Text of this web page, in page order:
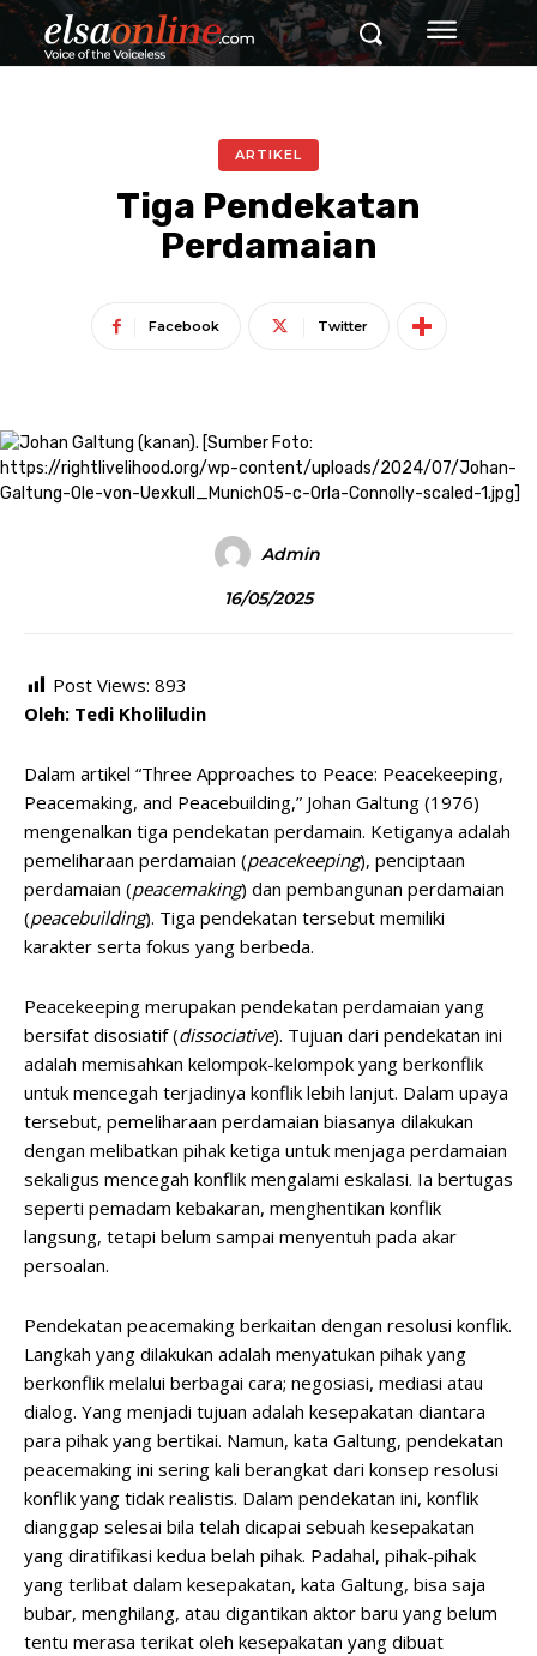
ARTIKEL
Tiga Pendekatan
Perdamaian
Facebook Twitter
Admin
16/05/2025
Post Views: 893
Oleh: Tedi Kholiludin
Dalam artikel “Three Approaches to Peace: Peacekeeping,
Peacemaking, and Peacebuilding,” Johan Galtung (1976)
mengenalkan tiga pendekatan perdamain. Ketiganya adalah
pemeliharaan perdamaian (peacekeeping), penciptaan
perdamaian (peacemaking) dan pembangunan perdamaian
(peacebuilding). Tiga pendekatan tersebut memiliki
karakter serta fokus yang berbeda.
Peacekeeping merupakan pendekatan perdamaian yang
bersifat disosiatif (dissociative). Tujuan dari pendekatan ini
adalah memisahkan kelompok-kelompok yang berkonflik
untuk mencegah terjadinya konflik lebih lanjut. Dalam upaya
tersebut, pemeliharaan perdamaian biasanya dilakukan
dengan melibatkan pihak ketiga untuk menjaga perdamaian
sekaligus mencegah konflik mengalami eskalasi. Ia bertugas
seperti pemadam kebakaran, menghentikan konflik
langsung, tetapi belum sampai menyentuh pada akar
persoalan.
Pendekatan peacemaking berkaitan dengan resolusi konflik.
Langkah yang dilakukan adalah menyatukan pihak yang
berkonflik melalui berbagai cara; negosiasi, mediasi atau
dialog. Yang menjadi tujuan adalah kesepakatan diantara
para pihak yang bertikai. Namun, kata Galtung, pendekatan
peacemaking ini sering kali berangkat dari konsep resolusi
konflik yang tidak realistis. Dalam pendekatan ini, konflik
dianggap selesai bila telah dicapai sebuah kesepakatan
yang diratifikasi kedua belah pihak. Padahal, pihak-pihak
yang terlibat dalam kesepakatan, kata Galtung, bisa saja
bubar, menghilang, atau digantikan aktor baru yang belum
tentu merasa terikat oleh kesepakatan yang dibuat